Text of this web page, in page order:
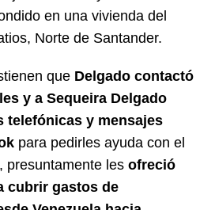
en una vivienda del
Norte de Santander.
que Delgado contactó
y a Sequeira Delgado
telefónicas y mensajes
para pedirles ayuda con el
presuntamente les ofreció
cubrir gastos de